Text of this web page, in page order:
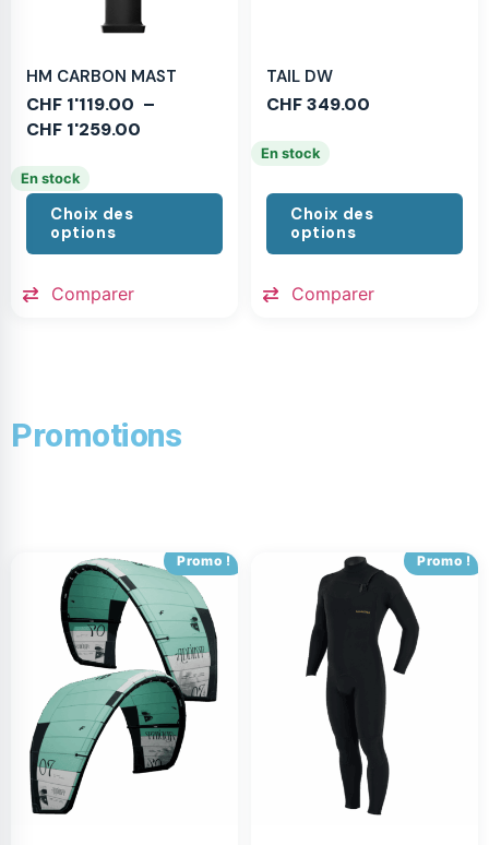
HM CARBON MAST
CHF 1'119.00 –
CHF 1'259.00
En stock
Choix des
options
Comparer
TAIL DW
CHF349.00
En stock
Choix des
options
Comparer
Promotions
Promo ! Promo !